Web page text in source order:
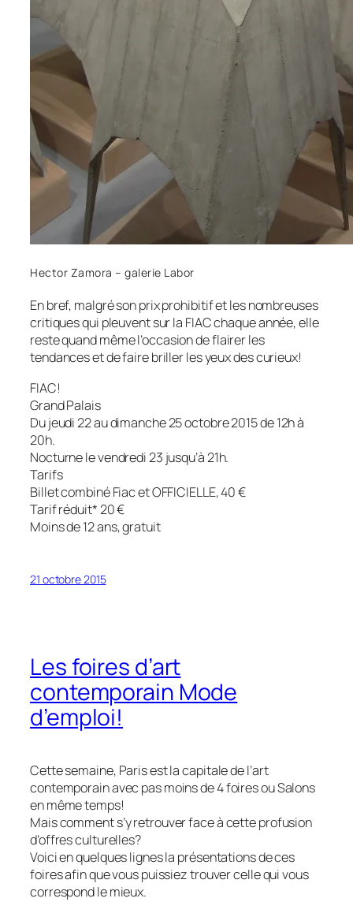
Hector Zamora – galerie Labor
En bref, malgré son prix prohibitif et les nombreuses
critiques qui pleuvent sur la FIAC chaque année, elle
reste quand même l’occasion de flairer les
tendances et de faire briller les yeux des curieux!
FIAC!
Grand Palais
Du jeudi 22 au dimanche 25 octobre 2015 de 12h à
20h.
Nocturne le vendredi 23 jusqu’à 21h.
Tarifs
Billet combiné Fiac et OFFICIELLE, 40 €
Tarif réduit* 20 €
Moins de 12 ans, gratuit
21 octobre 2015
Les foires d’art
contemporain Mode
d’emploi!
Cette semaine, Paris est la capitale de l’art
contemporain avec pas moins de 4 foires ou Salons
en même temps!
Mais comment s’y retrouver face à cette profusion
d’offres culturelles?
Voici en quelques lignes la présentations de ces
foires afin que vous puissiez trouver celle qui vous
correspond le mieux.